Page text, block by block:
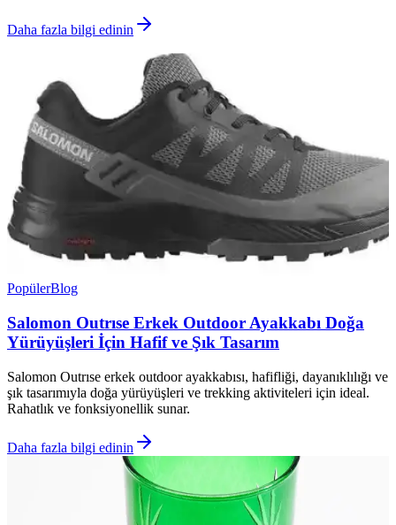
Daha fazla bilgi edinin
PopülerBlog
Salomon Outrıse Erkek Outdoor Ayakkabı Doğa
Yürüyüşleri İçin Hafif ve Şık Tasarım
Salomon Outrıse erkek outdoor ayakkabısı, hafifliği, dayanıklılığı ve
şık tasarımıyla doğa yürüyüşleri ve trekking aktiviteleri için ideal.
Rahatlık ve fonksiyonellik sunar.
Daha fazla bilgi edinin